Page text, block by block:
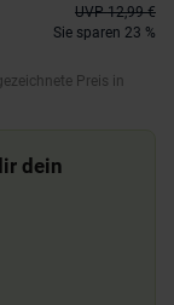
UVP 12,99 €
Sie sparen 23 %
Preis in
dein